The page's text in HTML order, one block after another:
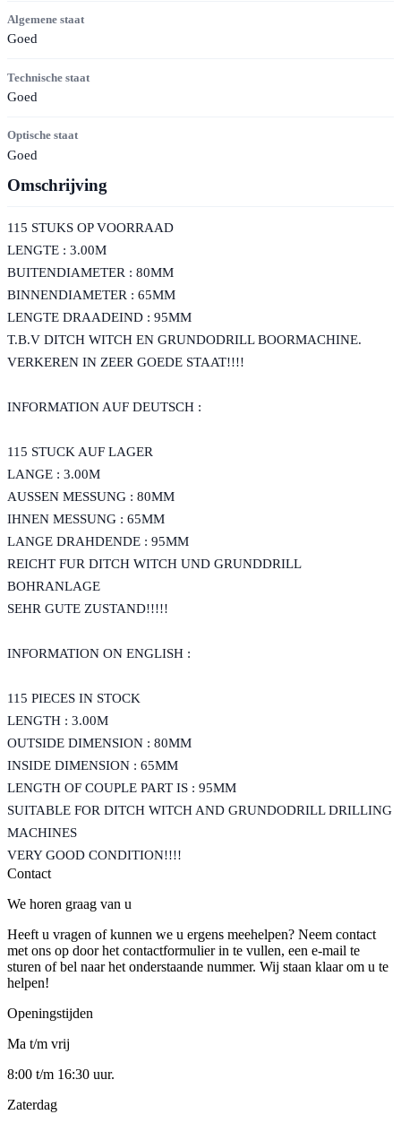
Algemene staat
Goed
Technische staat
Goed
Optische staat
Goed
Omschrijving
115 STUKS OP VOORRAAD
LENGTE : 3.00M
BUITENDIAMETER : 80MM
BINNENDIAMETER : 65MM
LENGTE DRAADEIND : 95MM
T.B.V DITCH WITCH EN GRUNDODRILL BOORMACHINE.
VERKEREN IN ZEER GOEDE STAAT!!!!
INFORMATION AUF DEUTSCH :
115 STUCK AUF LAGER
LANGE : 3.00M
AUSSEN MESSUNG : 80MM
IHNEN MESSUNG : 65MM
LANGE DRAHDENDE : 95MM
REICHT FUR DITCH WITCH UND GRUNDDRILL
BOHRANLAGE
SEHR GUTE ZUSTAND!!!!!
INFORMATION ON ENGLISH :
115 PIECES IN STOCK
LENGTH : 3.00M
OUTSIDE DIMENSION : 80MM
INSIDE DIMENSION : 65MM
LENGTH OF COUPLE PART IS : 95MM
SUITABLE FOR DITCH WITCH AND GRUNDODRILL DRILLING
MACHINES
VERY GOOD CONDITION!!!!
Contact
We horen graag van u
Heeft u vragen of kunnen we u ergens meehelpen? Neem contact
met ons op door het contactformulier in te vullen, een e-mail te
sturen of bel naar het onderstaande nummer. Wij staan klaar om u te
helpen!
Openingstijden
Ma t/m vrij
8:00 t/m 16:30 uur.
Zaterdag